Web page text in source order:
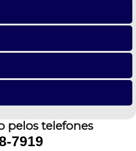
pelos telefones
7919